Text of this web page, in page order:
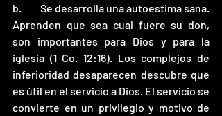
b.	Se desarrolla una autoestima sana.
Aprenden que sea cual fuere su don,
son importantes para Dios y para la
iglesia (1 Co. 12:16). Los complejos de
inferioridad desaparecen descubre que
es útil en el servicio a Dios. El servicio se
convierte en un privilegio y motivo de